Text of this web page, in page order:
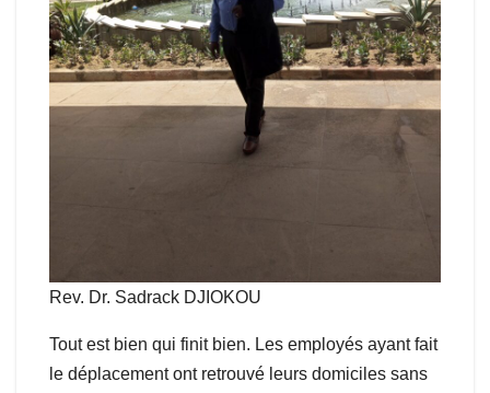
Rev. Dr. Sadrack DJIOKOU
Tout est bien qui finit bien. Les employés ayant fait
le déplacement ont retrouvé leurs domiciles sans